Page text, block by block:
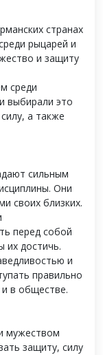
странах
рыцарей и
и защиту
среди
выбирали это
а также
сильным
Они
своих близких.
перед собой
их достичь.
и
правильно
и в обществе.
мужеством
защиту, силу